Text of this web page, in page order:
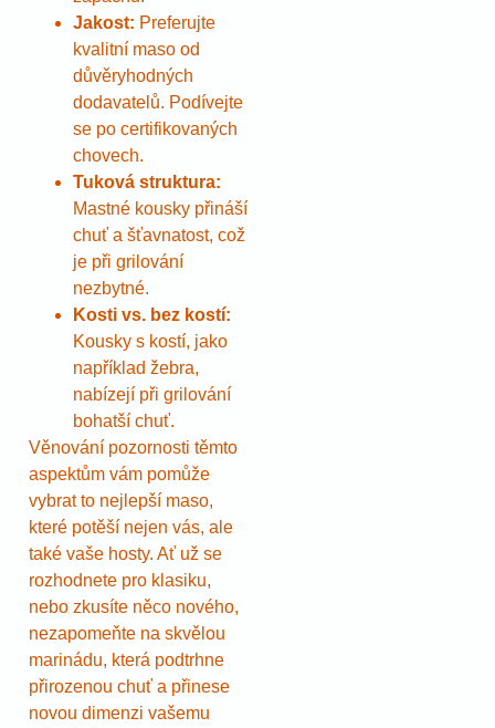
Jakost: Preferujte
kvalitní maso od
důvěryhodných
dodavatelů. Podívejte
se po certifikovaných
chovech.
Tuková struktura:
Mastné kousky přináší
chuť a šťavnatost, což
je při grilování
nezbytné.
Kosti vs. bez kostí:
Kousky s kostí, jako
například žebra,
nabízejí při grilování
bohatší chuť.
Věnování pozornosti těmto
aspektům vám pomůže
vybrat to nejlepší maso,
které potěší nejen vás, ale
také vaše hosty. Ať už se
rozhodnete pro klasiku,
nebo zkusíte něco nového,
nezapomeňte na skvělou
marinádu, která podtrhne
přirozenou chuť a přinese
novou dimenzi vašemu